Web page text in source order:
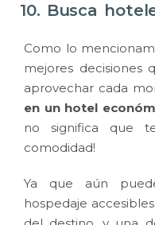
10. Busca
Como lo
mejores decisiones
aprovechar cada
en un hotel
no significa que
comodidad!
Ya que aún
hospedaje